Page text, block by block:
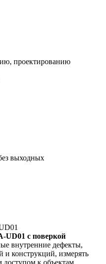
проектированию
выходных
UD01 с поверкой
внутренние дефекты,
и конструкций, измерять
к объектам